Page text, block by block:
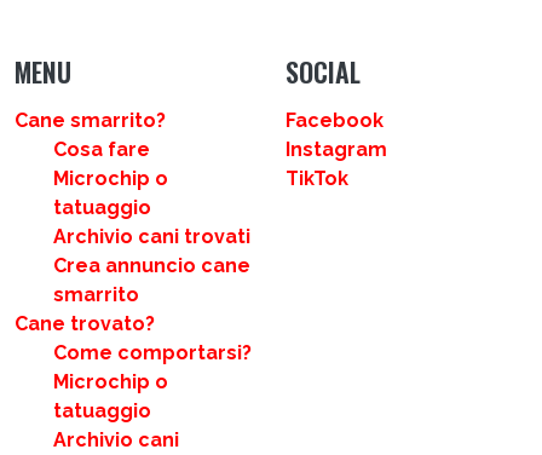
MENU
Cane smarrito?
Cosa fare
Microchip o
tatuaggio
Archivio cani trovati
Crea annuncio cane
smarrito
Cane trovato?
Come comportarsi?
Microchip o
tatuaggio
Archivio cani
SOCIAL
Facebook
Instagram
TikTok